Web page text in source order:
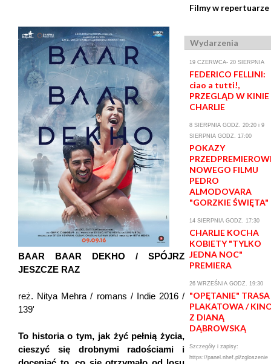
BAAR BAAR DEKHO / SPÓJRZ
JESZCZE RAZ
reż. Nitya Mehra / romans / Indie 2016 /
139'
To historia o tym, jak żyć pełnią życia,
cieszyć się drobnymi radościami i
Filmy w repertuarze
Wydarzenia
19 CZERWCA- 20 SIERPNIA
FEDERICO FELLINI:
ciao a tutti!,
PRZEGLĄD W KINIE
CHARLIE
8 SIERPNIA GODZ. 20:20 i 9
SIERPNIA GODZ. 17:00
POKAZY
NOWEGO FILMU
PEDRO
ALMODOVARA
"GORZKIE ŚWIĘTA"
14 SIERPNIA GODZ. 17:30
CHARLIE KOCHA
KOBIETY "TYLKO
JEDNA NOC"
PREMIERA
26 WRZEŚNIA GODZ. 19:30
"OPĘTANIE" TRASA
PLAKATOWA /
Z DIANĄ
DĄBROWSKĄ
Szczegóły i zapisy:
https://panel.nhef.pl/zgloszenie